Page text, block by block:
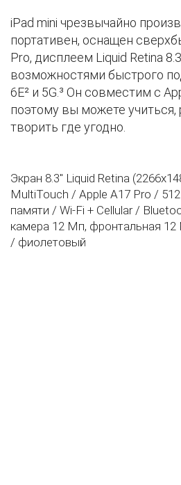
iPad mini чрезвычайно
портативен, оснащен
Pro, дисплеем Liquid Retina
возможностями быстрого
6E² и 5G.³ Он совместим с
поэтому вы можете учиться,
творить где угодно.
Экран 8.3" Liquid Retina
MultiTouch / Apple A17 Pro /
памяти / Wi-Fi + Сellular /
камера 12 Мп, фронтальная 12
/ фиолетовый